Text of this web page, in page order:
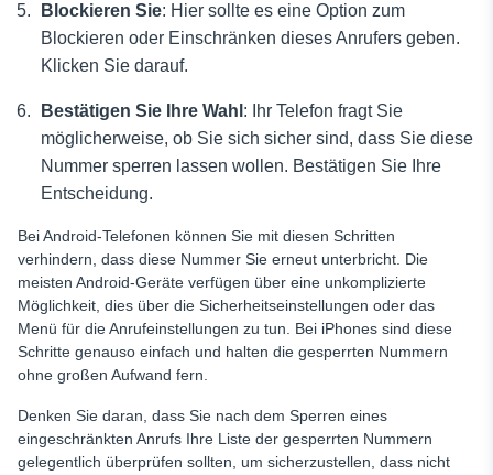
Blockieren Sie: Hier sollte es eine Option zum
Blockieren oder Einschränken dieses Anrufers geben.
Klicken Sie darauf.
Bestätigen Sie Ihre Wahl : Ihr Telefon fragt Sie
möglicherweise, ob Sie sich sicher sind, dass Sie diese
Nummer sperren lassen wollen. Bestätigen Sie Ihre
Entscheidung.
Bei Android-Telefonen können Sie mit diesen Schritten
verhindern, dass diese Nummer Sie erneut unterbricht. Die
meisten Android-Geräte verfügen über eine unkomplizierte
Möglichkeit, dies über die Sicherheitseinstellungen oder das
Menü für die Anrufeinstellungen zu tun. Bei iPhones sind diese
Schritte genauso einfach und halten die gesperrten Nummern
ohne großen Aufwand fern.
Denken Sie daran, dass Sie nach dem Sperren eines
eingeschränkten Anrufs Ihre Liste der gesperrten Nummern
gelegentlich überprüfen sollten, um sicherzustellen, dass nicht